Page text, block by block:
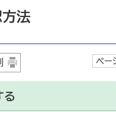
方法
ペ
る